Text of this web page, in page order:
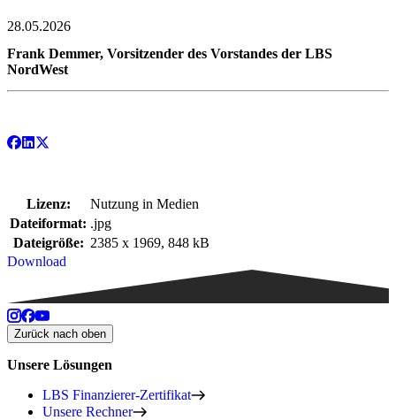
28.05.2026
Frank Demmer, Vorsitzender des Vorstandes der LBS
NordWest
Lizenz:
Nutzung in Medien
Dateiformat: .jpg
Dateigröße: 2385 x 1969, 848 kB
Download
Zurück nach oben
Unsere Lösungen
LBS Finanzierer-Zertifikat
Unsere Rechner